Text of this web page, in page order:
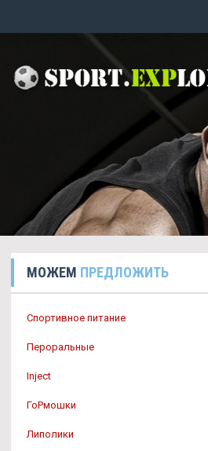
МОЖЕМ ПРЕДЛОЖИТЬ
Спортивное питание
Пероральные
Inject
ГоРмошки
Липолики